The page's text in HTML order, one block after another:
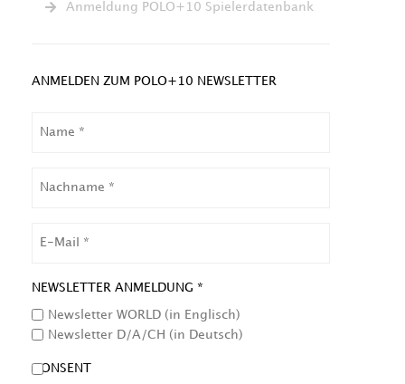
Anmeldung POLO+10 Spielerdatenbank
ANMELDEN ZUM POLO+10 NEWSLETTER
NEWSLETTER ANMELDUNG *
Newsletter WORLD (in Englisch)
Newsletter D/A/CH (in Deutsch)
CONSENT